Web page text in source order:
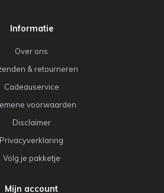
Informatie
Over ons
& retourneren
Cadeauservice
voorwaarden
Disclaimer
Privacyverklaring
Volg je pakketje
Mijn account